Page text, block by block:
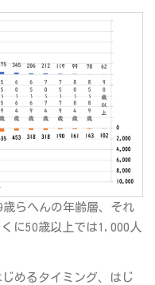
らへんの年齢層、それ
に50歳以上では1,000人
めるタイミング、はじ